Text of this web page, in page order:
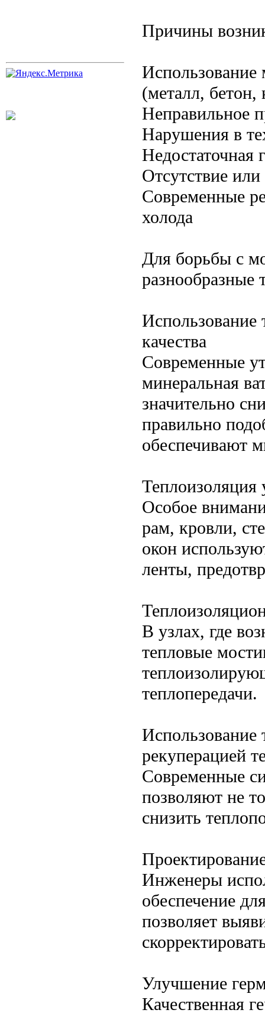
Причины
Использование
(металл, бетон,
Неправильное
Нарушения в
Недостаточная
Отсутствие
Современные
холода
Для борьбы с
разнообразные
Использование
качества
Современные
минеральная
значительно
правильно
обеспечивают
Теплоизоляция
Особое
рам, кровли,
окон
ленты,
В узлах, где
тепловые
теплопередачи.
Использование
рекуперацией
Современные
позволяют не
снизить
Инженеры
обеспечение
позволяет
Улучшение
Качественная